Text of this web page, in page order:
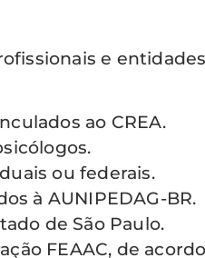
e
ao CREA.
ou federais.
à AUNIPEDAG-BR.
de São Paulo.
FEAAC, de